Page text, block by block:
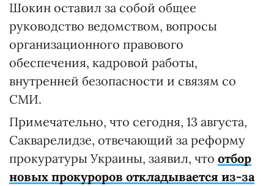
Шокин оставил за собой общее
руководство ведомством, вопросы
организационного правового
обеспечения, кадровой работы,
внутренней безопасности и связям со
СМИ.
Примечательно, что сегодня, 13 августа,
Сакварелидзе, отвечающий за реформу
прокуратуры Украины, заявил, что отбор
новых прокуроров откладывается из-за